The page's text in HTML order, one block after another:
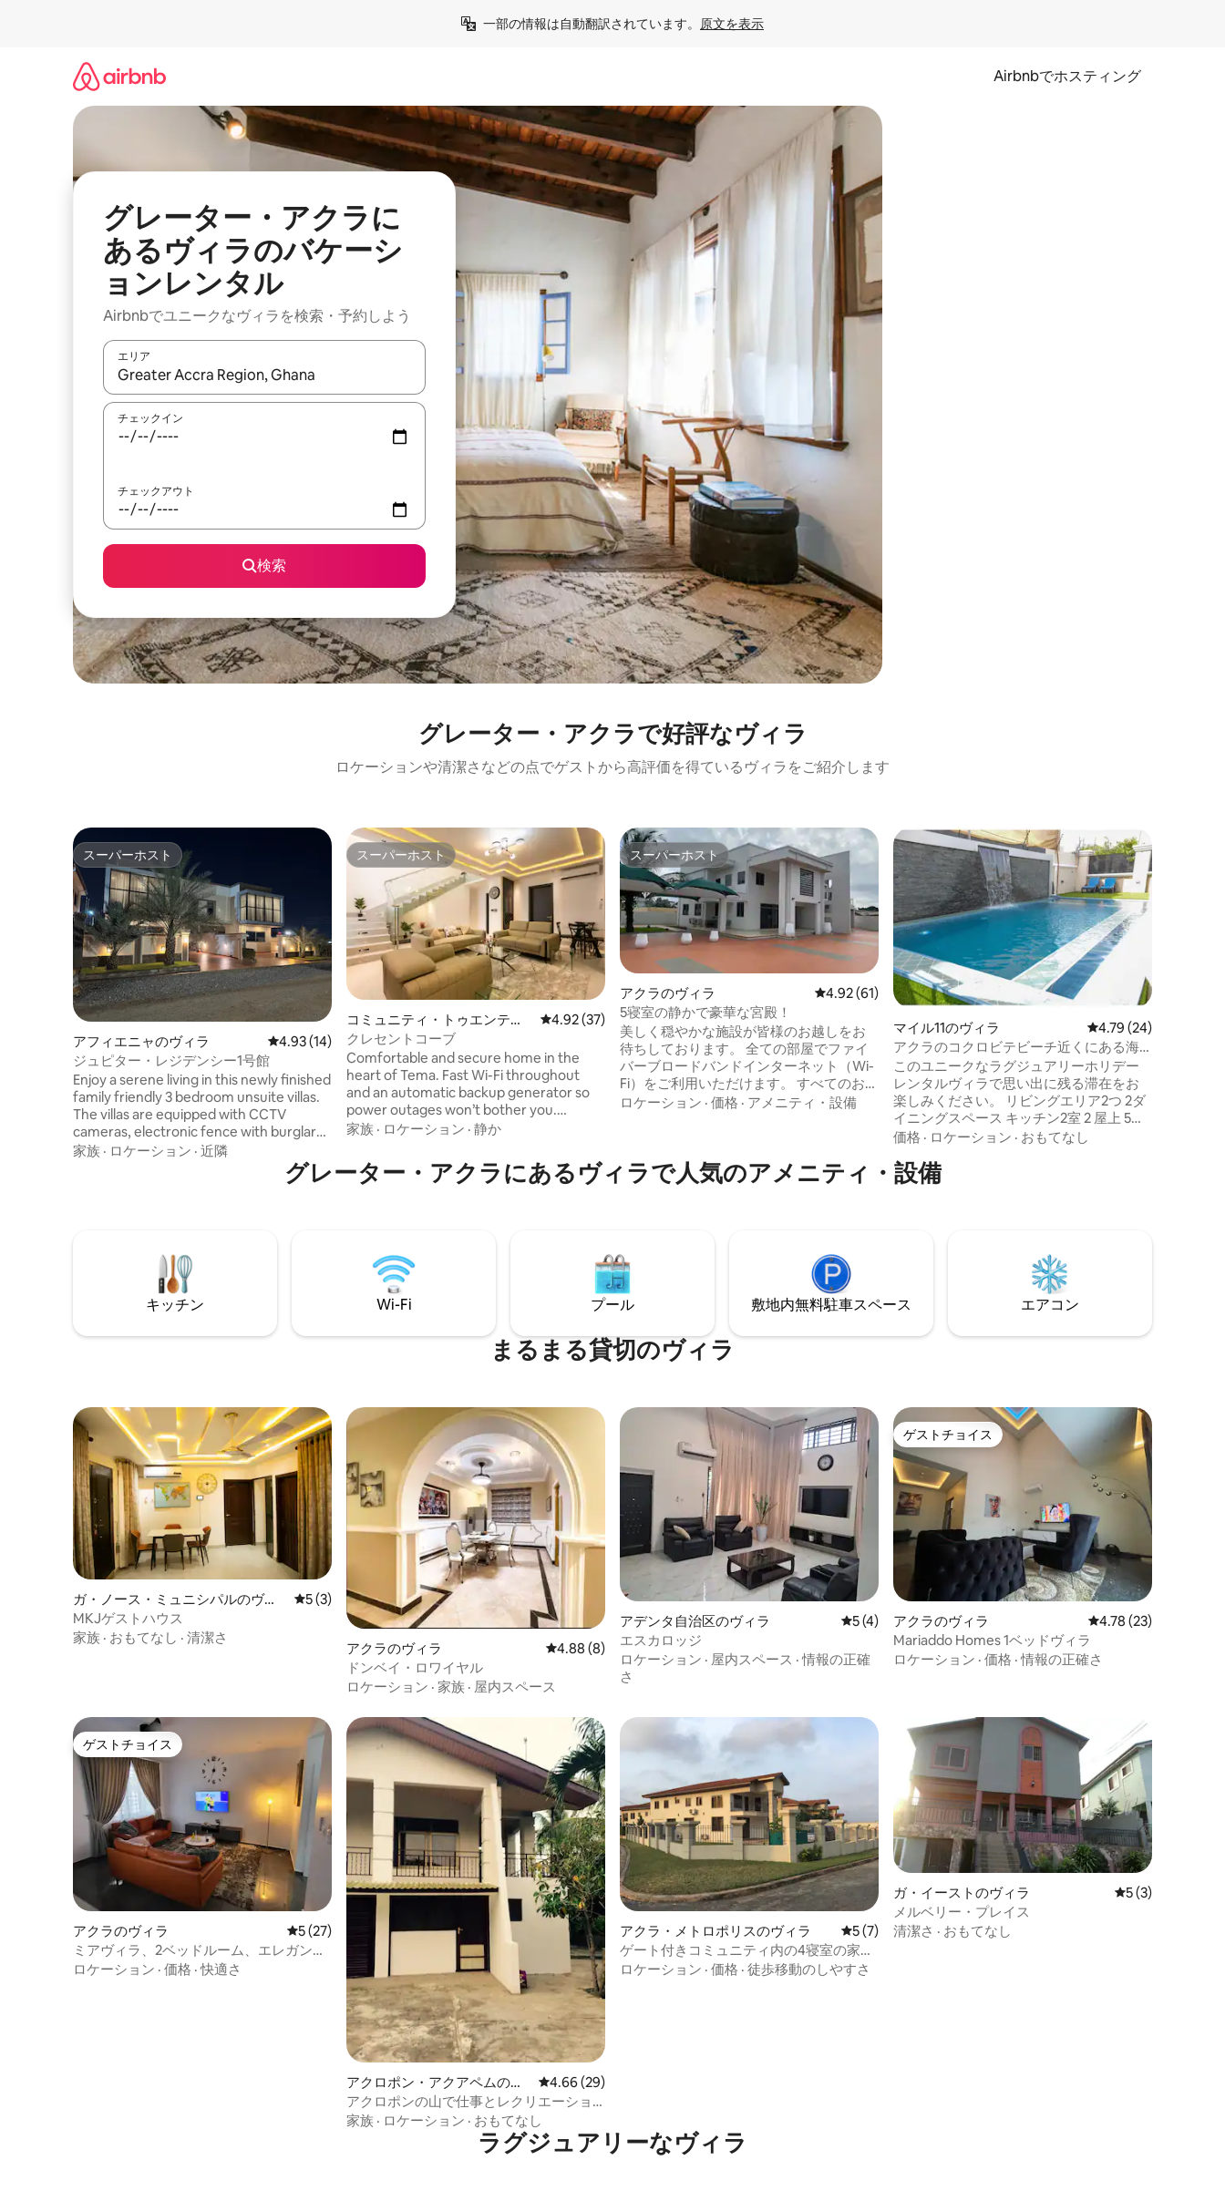
一部の情報は自動翻訳されています。 原文を表示
Airbnbでホスティング
グレーター・アクラに
あるヴィラのバケーシ
ョンレンタル
Airbnbでユニークなヴィラを検索・予約しよう
エリア
検索結果が表示されたら、上下の矢印キーを使って移動するか、画面をタッチまたはスワイプして検索結果を確認することができます。
チェックイン
チェックアウト
検索
グレーター・アクラで好評なヴィラ
ロケーションや清潔さなどの点でゲストから高評価を得ているヴィラをご紹介します
スーパーホスト
スーパーホスト
アフィエニャのヴィラ レビュー14件、5つ星中4.93つ星の平均評価
4.93 (14)
ジュピター・レジデンシー1号館
Enjoy a serene living in this newly finished
family friendly 3 bedroom unsuite villas.
The villas are equipped with CCTV
cameras, electronic fence with burglar
alarm systems, burglar proofing on all
windows and security doors at the front
resorts to the eastern corridor e.g The
Royal Senchi Resort, The Shai Hills
Monkey Sanctuary etc.
家族 · ロケーション · 近隣
スーパーホスト
スーパーホスト
コミュニティ・トゥエンティ
のヴィラ
レビュー37件、5つ星中4.92つ星の平均評価
4.92 (37)
クレセントコーブ
Comfortable and secure home in the
heart of Tema. Fast Wi-Fi throughout
and an automatic backup generator so
power outages won’t bother you.
Bedrooms have memory-foam
fully equipped. Close to markets,
restaurants, and everything you need
家族 · ロケーション · 静か
スーパーホスト
スーパーホスト
アクラのヴィラ レビュー61件、5つ星中4.92つ星の平均評価
4.92 (61)
5寝室の静かで豪華な宮殿！
美しく穏やかな施設が皆様のお越しをお
待ちしております。 全ての部屋でファイ
バーブロードバンドインターネット（Wi-
Fi）をご利用いただけます。 すべてのお部
屋にはエアコンと55インチのサムスン
ムには、BOSEホームシアターでサポート
されているデジタルチャンネルを備えた
Centre、Haatso、Westlandに近い
Haatso Atomic roadにあります。
ロケーション · 価格 · アメニティ・設備
マイル11のヴィラ レビュー24件、5つ
4.79 (24)
アクラのコクロビテビーチ近くにある海
岸沿いの豪華なヴィラ
このユニークなラグジュアリーホリデー
レンタルヴィラで思い出に残る滞在をお
楽しみください。 リビングエリア2つ 2ダ
イニングスペース キッチン2室 2 屋上 5つ
の寝室には専用バスルームが付いていま
をご用意 スタンバイ電源 予備の給水 空港
お迎えサービス Bluetoothスピーカー。
ければアクラ国際空港まで37分。ホス
ト：London Eye Luxury Apartments。ガ
ーナ観光局によるアプリ
価格 · ロケーション · おもてなし
グレーター・アクラにあるヴィラで人気のアメニティ・設備
キッチン Wi-Fi プール 敷地内無料駐⁠車ス⁠ペ⁠ー⁠ス エアコン
まるまる貸切のヴィラ
ガ・ノース・ミュニシパルのヴィ
ラ
レビュー3件、5つ星中5つ星の平均評価
5 (3)
MKJゲストハウス
家族 · おもてなし · 清潔さ
アクラのヴィラ レビュー8件、5つ星中4.88つ星の平均評価
4.88 (8)
ドンベイ・ロワイヤル
ロケーション · 家族 · 屋内スペース
アデンタ自治区のヴィラ レビュー4件、5つ星中5つ星の平均評価
5 (4)
エスカロッジ
ロケーション · 屋内スペース ·情報の正確
さ
ゲストチョイス
ゲストチョイス
アクラのヴィラ レビュー23件、5つ
4.78 (23)
Mariaddo Homes 1ベッドヴィラ
ロケーション · 価格 ·情報の正確さ
ゲストチョイス
ゲストチョイス
アクラのヴィラ レビュー27件、5つ星中5つ星の平均評価
5 (27)
ミアヴィラ、2ベッドルーム、エレガンエ
ンクレーブ
ロケーション · 価格 ·快適さ
アクロポン・アクアペムのヴ
ィラ
レビュー29件、5つ星中4.66つ星の平均評価
4.66 (29)
アクロポンの山で仕事とレクリエーショ
ンを楽しむリトリート
家族 · ロケーション · おもてなし
アクラ・メトロポリスのヴィラ レビュー7件、5つ星中5つ星の平均評価
5 (7)
ゲート付きコミュニティ内の4寝室の家、
最高のACCビーチ
ロケーション · 価格 · 徒歩移動のしやすさ
ガ・イーストのヴィラ レビュー3件、5
5 (3)
メルベリー・プレイス
清潔さ · おもてなし
ラグジュアリーなヴィラ